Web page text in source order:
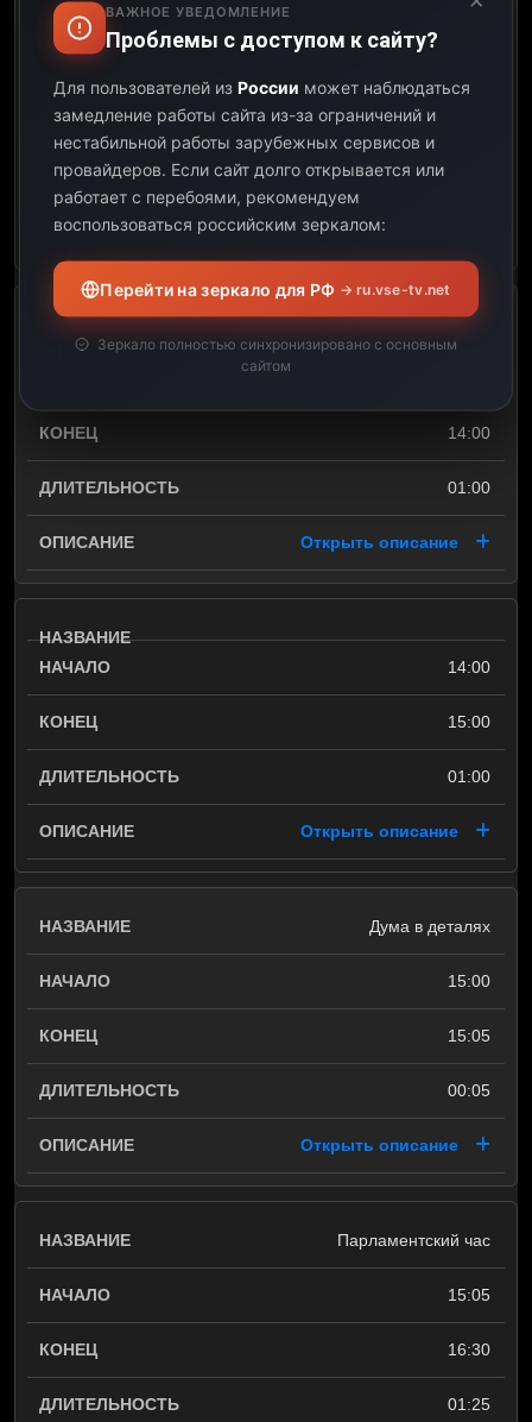
Парламентский час
Открыть описание
Спецрепортаж
14:00
01:00
Открыть описание
14:00
15:00
01:00
Открыть описание
Дума в деталях
15:00
15:05
00:05
Открыть описание
Парламентский час
15:05
16:30
01:25
ВАЖНОЕ УВЕДОМЛЕНИЕ
Проблемы с доступом к сайту?
Для пользователей из России может наблюдаться
замедление работы сайта из-за ограничений и
нестабильной работы зарубежных сервисов и
провайдеров. Если сайт долго открывается или
работает с перебоями, рекомендуем
воспользоваться российским зеркалом:
Перейти на зеркало для РФ → ru.vse-tv.net
Зеркало полностью синхронизировано с основным
сайтом